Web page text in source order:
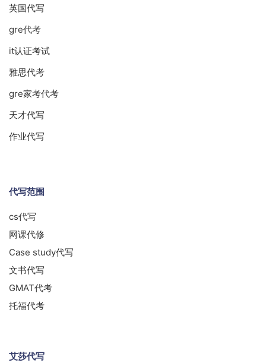
英国代写
gre代考
it认证考试
雅思代考
gre家考代考
天才代写
作业代写
代写范围
cs代写
网课代修
Case study代写
文书代写
GMAT代考
托福代考
艾莎代写